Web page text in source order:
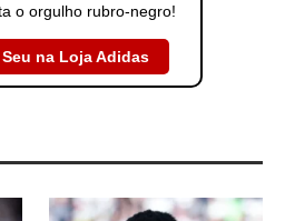
o orgulho rubro-negro!
na Loja Adidas